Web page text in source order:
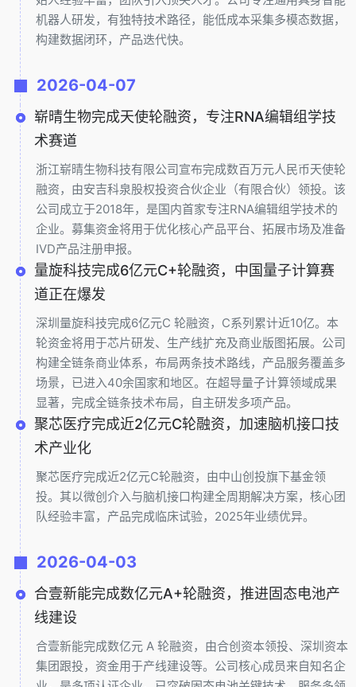
机器人研发，有独特技术路径，能低成本采集多模态数据，
构建数据闭环，产品迭代快。
2026-04-07
崭晴生物完成天使轮融资，专注RNA编辑组学技
术赛道
浙江崭晴生物科技有限公司宣布完成数百万元人民币天使轮
融资，由安吉科泉股权投资合伙企业（有限合伙）领投。该
公司成立于2018年，是国内首家专注RNA编辑组学技术的
企业。募集资金将用于优化核心产品平台、拓展市场及准备
IVD产品注册申报。
量旋科技完成6亿元C+轮融资，中国量子计算赛
道正在爆发
深圳量旋科技完成6亿元C 轮融资，C系列累计近10亿。本
轮资金将用于芯片研发、生产线扩充及商业版图拓展。公司
构建全链条商业体系，布局两条技术路线，产品服务覆盖多
场景，已进入40余国家和地区。在超导量子计算领域成果
显著，完成全链条技术布局，自主研发多项产品。
聚芯医疗完成近2亿元C轮融资，加速脑机接口技
术产业化
聚芯医疗完成近2亿元C轮融资，由中山创投旗下基金领
投。其以微创介入与脑机接口构建全周期解决方案，核心团
队经验丰富，产品完成临床试验，2025年业绩优异。
2026-04-03
合壹新能完成数亿元A+轮融资，推进固态电池产
线建设
合壹新能完成数亿元 A 轮融资，由合创资本领投、深圳资本
集团跟投，资金用于产线建设等。公司核心成员来自知名企